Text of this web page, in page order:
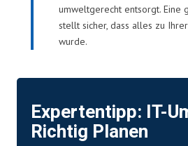
umweltgerecht entsorgt. Eine
stellt sicher, dass alles zu
wurde.
Expertentipp: IT-
Richtig Planen